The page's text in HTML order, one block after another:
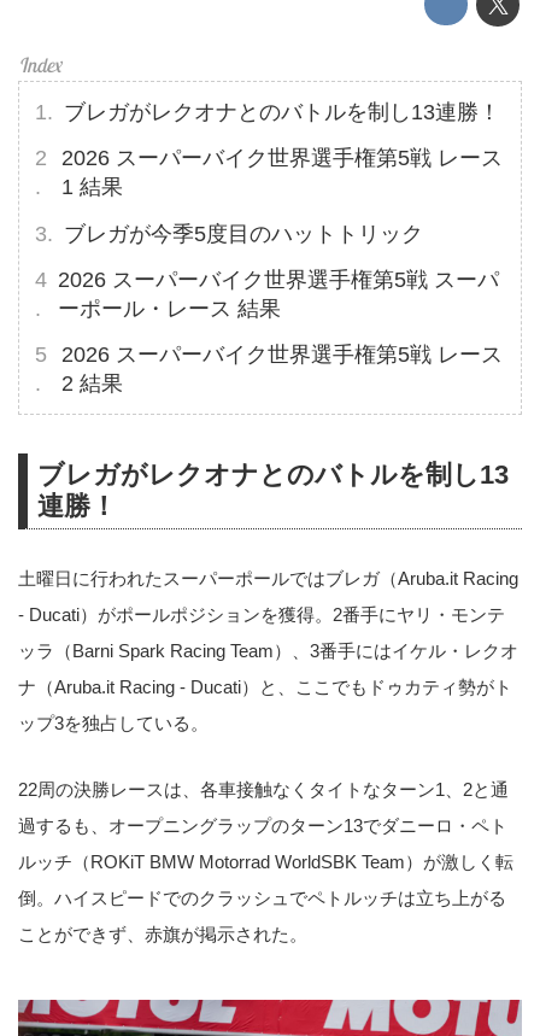
ブレガがレクオナとのバトルを制し13連勝！
2026 スーパーバイク世界選手権第5戦 レース
1 結果
ブレガが今季5度目のハットトリック
2026 スーパーバイク世界選手権第5戦 スーパ
ーポール・レース 結果
2026 スーパーバイク世界選手権第5戦 レース
2 結果
ブレガがレクオナとのバトルを制し13
連勝！
土曜日に行われたスーパーポールではブレガ（Aruba.it Racing
- Ducati）がポールポジションを獲得。2番手にヤリ・モンテ
ッラ（Barni Spark Racing Team）、3番手にはイケル・レクオ
ナ（Aruba.it Racing - Ducati）と、ここでもドゥカティ勢がト
ップ3を独占している。
22周の決勝レースは、各車接触なくタイトなターン1、2と通
過するも、オープニングラップのターン13でダニーロ・ペト
ルッチ（ROKiT BMW Motorrad WorldSBK Team）が激しく転
倒。ハイスピードでのクラッシュでペトルッチは立ち上がる
ことができず、赤旗が掲示された。